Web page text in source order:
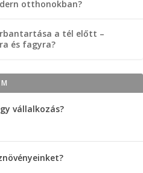
otthonokban?
a tél előtt –
és fagyra?
vállalkozás?